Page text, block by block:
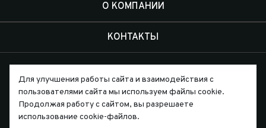
О КОМПАНИИ
КОНТАКТЫ
Письмо директору
Для улучшения работы сайта и взаимодействия с
пользователями сайта мы используем файлы cookie.
Продолжая работу с сайтом, вы разрешаете
использование cookie-файлов.